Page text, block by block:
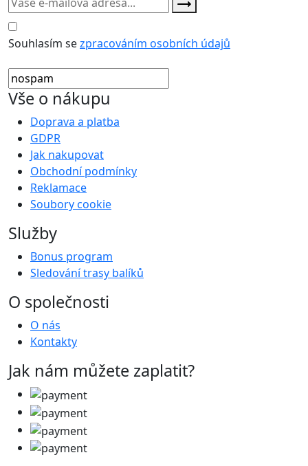
Souhlasím sezpracováním osobních údajů
Vše o nákupu
Doprava a platba
GDPR
Jak nakupovat
Obchodní podmínky
Reklamace
Soubory cookie
Služby
Bonus program
Sledování trasy balíků
O společnosti
O nás
Kontakty
Jak nám můžete zaplatit?